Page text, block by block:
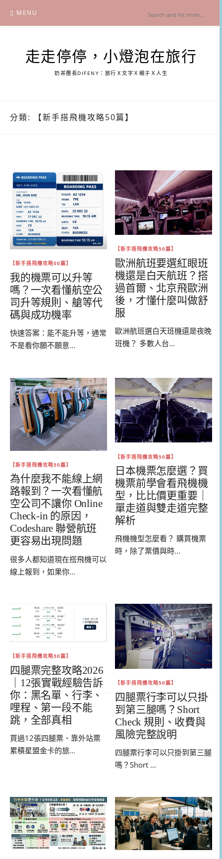
content
MENU
走走停停，小燈泡在旅行
奶茶團長DIFENY：旅行Ｘ文字Ｘ親子Ｘ人生
分類: 【新手搭飛機攻略50篇】
【新手搭飛機攻略50篇】
我的機票可以升等
嗎？一次看懂航空公
司升等規則、艙等代
碼與成功機率
快速答案：能不能升等，通常
不是看你願不願意...
【新手搭飛機攻略50篇】
歐洲航班要選紅眼班
機還是白天航班？搭
過首爾、北京飛歐洲
後，才懂什麼叫做舒
服
歐洲航班選白天班機還是夜晚
班機？ 多數人台...
【新手搭飛機攻略50篇】
為什麼我不能線上網
路報到？一次看懂航
空公司不讓你 Online
Check-in 的原因，
Codeshare 聯營航班
更容易出現問題
很多人都知道現在搭飛機可以
線上報到，如果你...
【新手搭飛機攻略50篇】
日本機票怎麼選？買
機票前學會看飛機機
型，比比價更重要｜
單走道與雙走道完整
解析
飛機機型怎麼看？ 購買機票
時，除了票價與時...
【新手搭飛機攻略50篇】
四腿票完整攻略2026
｜12張實戰經驗告訴
你：黑名單、行李、
哩程、第一段不能
跳，全部真相
買過12張四腿票、靠外站票
累積星盟金卡的旅...
【新手搭飛機攻略50篇】
四腿票行李可以只掛
到第三腿嗎？Short
Check 規則、收費與
風險完整說明
四腿票行李可以只掛到第三腿
嗎？Short ...